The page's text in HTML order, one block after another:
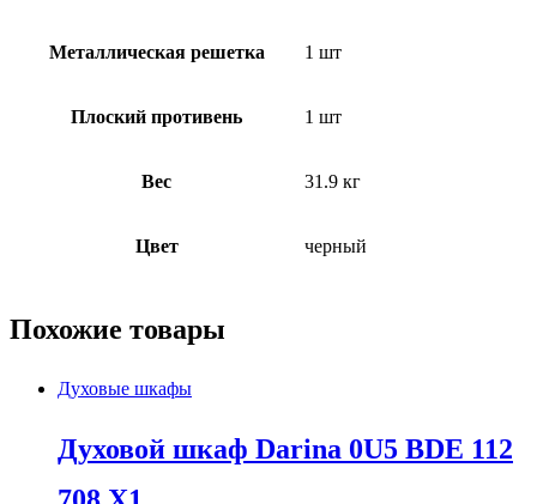
Металлическая решетка 1 шт
Плоский противень 1 шт
Вес 31.9 кг
Цвет черный
Похожие товары
Духовые шкафы
Духовой шкаф Darina 0U5 BDE 112